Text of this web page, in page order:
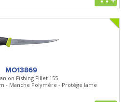
MO13869
Fishing Fillet 155
- Manche Polymère - Protège lame